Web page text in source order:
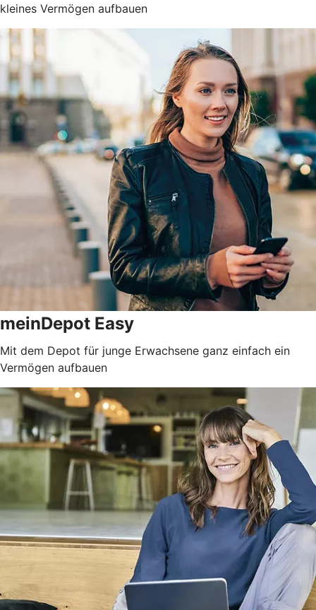
kleines Vermögen aufbauen
meinDepot Easy
Mit dem Depot für junge Erwachsene ganz einfach ein
Vermögen aufbauen